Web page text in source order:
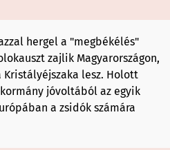
hergel a "megbékélés"
zajlik Magyarországon,
lesz. Holott
jóvoltából az egyik
a zsidók számára